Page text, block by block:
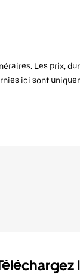
Les prix,
ici sont